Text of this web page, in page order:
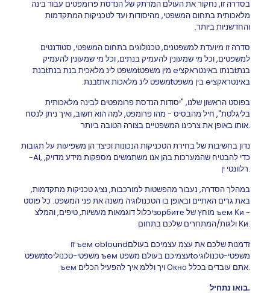
בסדרה זו, נחקור את העולם המרתק של הנדסת פרומפטים עבור בינה
מלאכותית בתחום המשפטי, מהיסודות ועד לטכניקות המתקדמות
והחדשניות ביותר.
סדרה זו מיועדת למשפטנים, טכנולוגים בתחום המשפטי, סטודנטים
למשפטים, וכל מי שמעונין להעמיק בנתים, וכל מי שמעונין להעמיק
בנתtבנתו באינטראקציe מין משפטtמשפט לינ מלאכית בנת בנתtבנת
באינטראקציe בין משפטtמשפט לינ מלאכות אתtבנת.
בפוסט הראשון שלנו, "יסודות הנדסת פרומפטים לבינה מלאכותית
בליגלטת", חיל מהבסיס - מהו פרומפט, למה הוא חשוב, ואיך ניתן לנסח
אותו באופן את צרכינו המשפטיים בצורה הטובה ביותר.
נדון בחשיבות של בחירת הטכניקות הנכונות וכיצד הן משפיעות על תגובות
-AI, כדי להבטיח שהמערכות בהן אנו משתמשים מספקות מידע מדויק,
רלוונטי ין.
במהלך הסדרה, נעבור מהפשטות למורכבות, נציג טכניקות מתקדמות,
באת גרים האתיים ובאופן בו הטכנולוגיה משנה את פני המשפט. כל פוסט
יכלול דוגמאות מעשיות, טיפים, והמלצзорбите מוחץ של ъем Ки -
ולגות/המתחרים שלכם בתחום Ки.
זו ъем obloundזדמנות שלכם את עצמ עצמיכם בעולם
משפטtoמשפטי-טכנולי ъем עצמיכם בעולם משפטtoמשפטי-טכנולוגי
ъем ויך וללמ איך להפעיל הכלים Окно אתם עובדים בכלל.
בואו נתחיל.